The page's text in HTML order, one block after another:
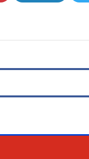
LinkedIn